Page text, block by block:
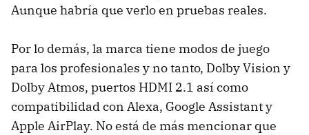
Aunque habría que verlo en pruebas reales.
Por lo demás, la marca tiene modos de juego
para los profesionales y no tanto, Dolby Vision y
Dolby Atmos, puertos HDMI 2.1 así como
compatibilidad con Alexa, Google Assistant y
Apple AirPlay. No está de más mencionar que